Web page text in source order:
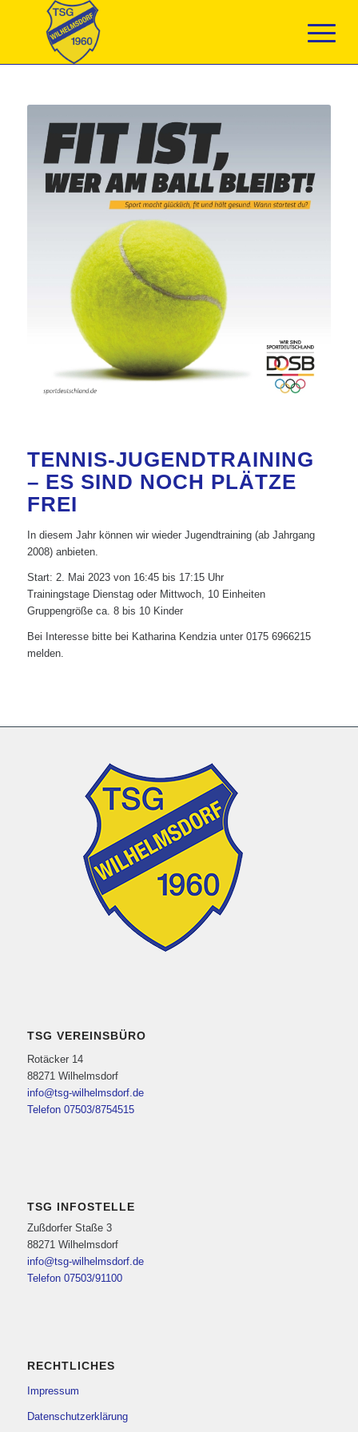
TENNIS-JUGENDTRAINING
– ES SIND NOCH PLÄTZE
FREI
In diesem Jahr können wir wieder Jugendtraining (ab Jahrgang
2008) anbieten.
Start: 2. Mai 2023 von 16:45 bis 17:15 Uhr
Trainingstage Dienstag oder Mittwoch, 10 Einheiten
Gruppengröße ca. 8 bis 10 Kinder
Bei Interesse bitte bei Katharina Kendzia unter 0175 6966215
melden.
TSG VEREINSBÜRO
Rotäcker 14
88271 Wilhelmsdorf
info@tsg-wilhelmsdorf.de
Telefon 07503/8754515
TSG INFOSTELLE
Zußdorfer Staße 3
88271 Wilhelmsdorf
info@tsg-wilhelmsdorf.de
Telefon 07503/91100
RECHTLICHES
Impressum
Datenschutzerklärung